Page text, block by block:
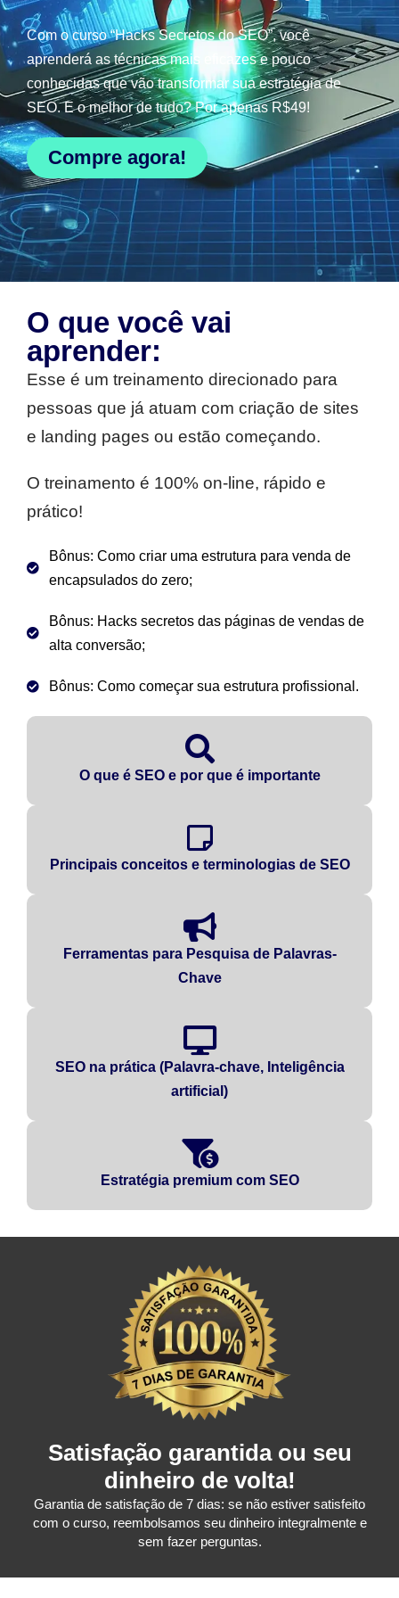
Com o curso “Hacks Secretos do SEO”, você
aprenderá as técnicas mais eficazes e pouco
conhecidas que vão transformar sua estratégia de
SEO. E o melhor de tudo? Por apenas R$49!
Compre agora!
O que você vai
aprender:
Esse é um treinamento direcionado para
pessoas que já atuam com criação de sites
e landing pages ou estão começando.
O treinamento é 100% on-line, rápido e
prático!
Bônus: Como criar uma estrutura para venda de
encapsulados do zero;
Bônus: Hacks secretos das páginas de vendas de
alta conversão;
Bônus: Como começar sua estrutura profissional.
O que é SEO e por que é importante
Principais conceitos e terminologias de SEO
Ferramentas para Pesquisa de Palavras-
Chave
SEO na prática (Palavra-chave, Inteligência
artificial)
Estratégia premium com SEO
Satisfação garantida ou seu
dinheiro de volta!
Garantia de satisfação de 7 dias: se não estiver satisfeito
com o curso, reembolsamos seu dinheiro integralmente e
sem fazer perguntas.